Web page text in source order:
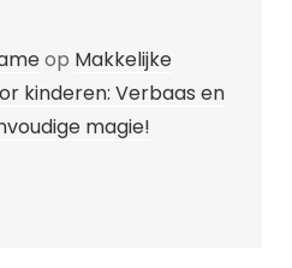
op Makkelijke
kinderen: Verbaas en
magie!